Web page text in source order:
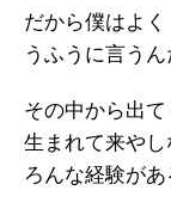
だから僕はよ
うふうに言うん
その中から出
生まれて来やし
ろんな経験があ